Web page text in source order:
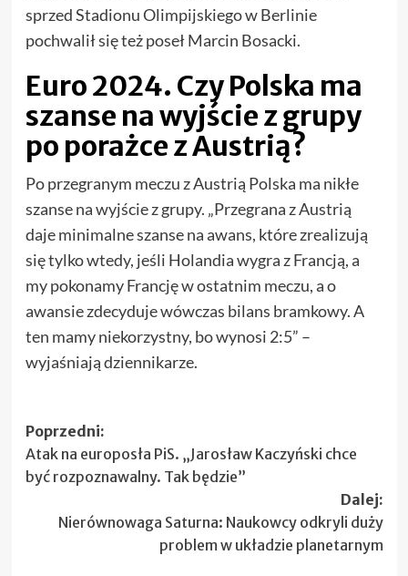
sprzed Stadionu Olimpijskiego w Berlinie
pochwalił się też poseł Marcin Bosacki.
Euro 2024. Czy Polska ma
szanse na wyjście z grupy
po porażce z Austrią?
Po przegranym meczu z Austrią Polska ma nikłe
szanse na wyjście z grupy. „Przegrana z Austrią
daje minimalne szanse na awans, które zrealizują
się tylko wtedy, jeśli Holandia wygra z Francją, a
my pokonamy Francję w ostatnim meczu, a o
awansie zdecyduje wówczas bilans bramkowy. A
ten mamy niekorzystny, bo wynosi 2:5” –
wyjaśniają dziennikarze.
Zobacz
wpisy
Poprzedni:
Atak na europosła PiS. „Jarosław Kaczyński chce
być rozpoznawalny. Tak będzie”
Dalej:
Nierównowaga Saturna: Naukowcy odkryli duży
problem w układzie planetarnym